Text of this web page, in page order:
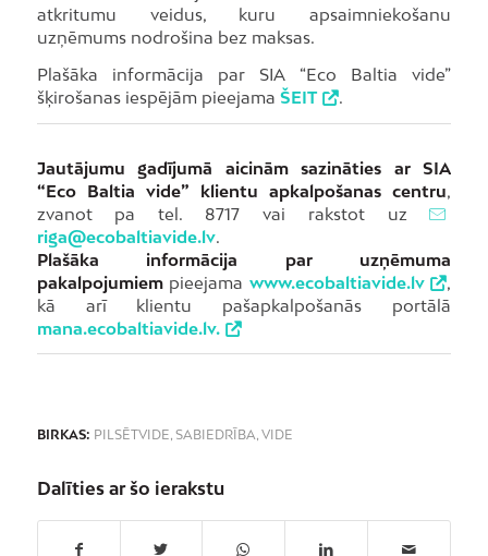
atkritumu veidus, kuru apsaimniekošanu
uzņēmums nodrošina bez maksas.
Plašāka informācija par SIA “Eco Baltia vide”
šķirošanas iespējām pieejama ŠEIT .
Jautājumu gadījumā aicinām sazināties ar SIA
“Eco Baltia vide” klientu apkalpošanas centru
zvanot pa tel. 8717 vai rakstot uz
riga@ecobaltiavide.lv.
Plašāka informācija par uzņēmuma
pakalpojumiempieejamawww.ecobaltiavide.lv
kā arī klientu pašapkalpošanās portālā
mana.ecobaltiavide.lv.
BIRKAS: PILSĒTVIDE, SABIEDRĪBA, VIDE
Dalīties ar šo ierakstu